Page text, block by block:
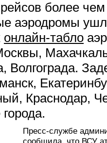
более
аэродромы
онлайн-табло
Волгограда.
Краснодар,
Пресс-службе